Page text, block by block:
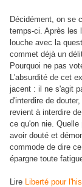
Décidément, on se
temps-ci. Après les
louche avec la
commet déjà un
Pourquoi ne pas
L'absurdité de cet
jacent : il ne s'agit
d'interdire de
revient à interdire
ce qu'on nie.
avoir douté et
commode de dire
épargne toute
Lire Liberté pour